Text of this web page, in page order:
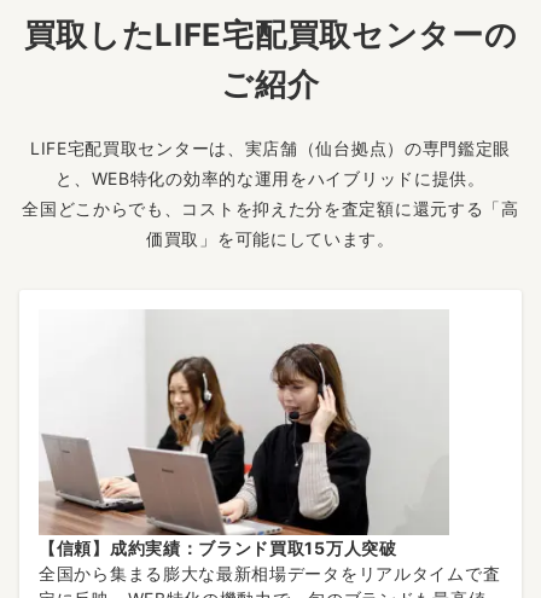
買取したLIFE宅配買取センターの
ご紹介
LIFE宅配買取センターは、実店舗（仙台拠点）の専門鑑定眼
と、WEB特化の効率的な運用をハイブリッドに提供。
全国どこからでも、コストを抑えた分を査定額に還元する「高
価買取」を可能にしています。
【信頼】成約実績：ブランド買取15万人突破
全国から集まる膨大な最新相場データをリアルタイムで査